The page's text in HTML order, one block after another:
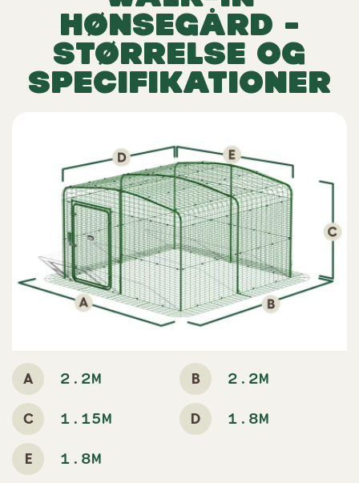
HØNSEGÅRD -
STØRRELSE OG
SPECIFIKATIONER
A 2.2M B 2.2M
C 1.15M D 1.8M
E 1.8M